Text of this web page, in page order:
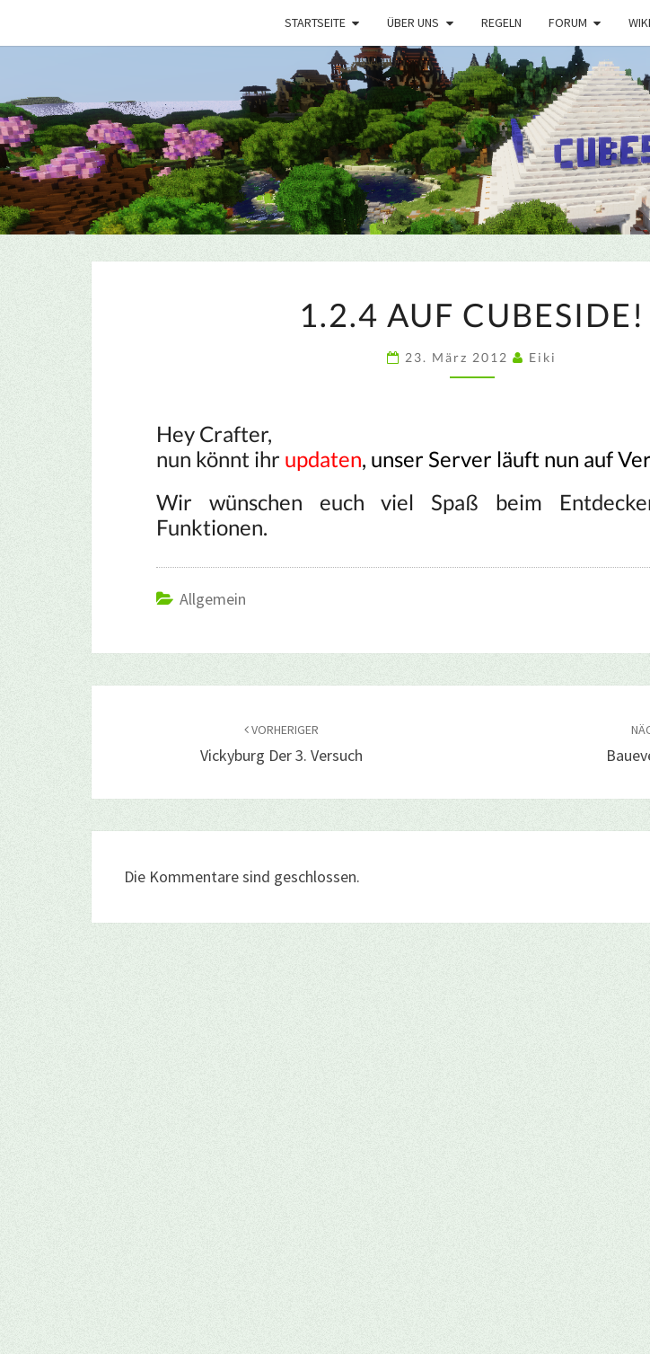
STARTSEITE ÜBER UNS REGELN FORUM WIKI
AUF
1.2.4 AUF CUBESIDE!
23. März 2012 Eiki
Hey Crafter,
nun könnt ihr updaten, unser Server läuft nun auf
Wir wünschen euch viel Spaß beim
Funktionen.
Allgemein
VORHERIGER
Vickyburg Der 3. Versuch
Die Kommentare sind geschlossen.